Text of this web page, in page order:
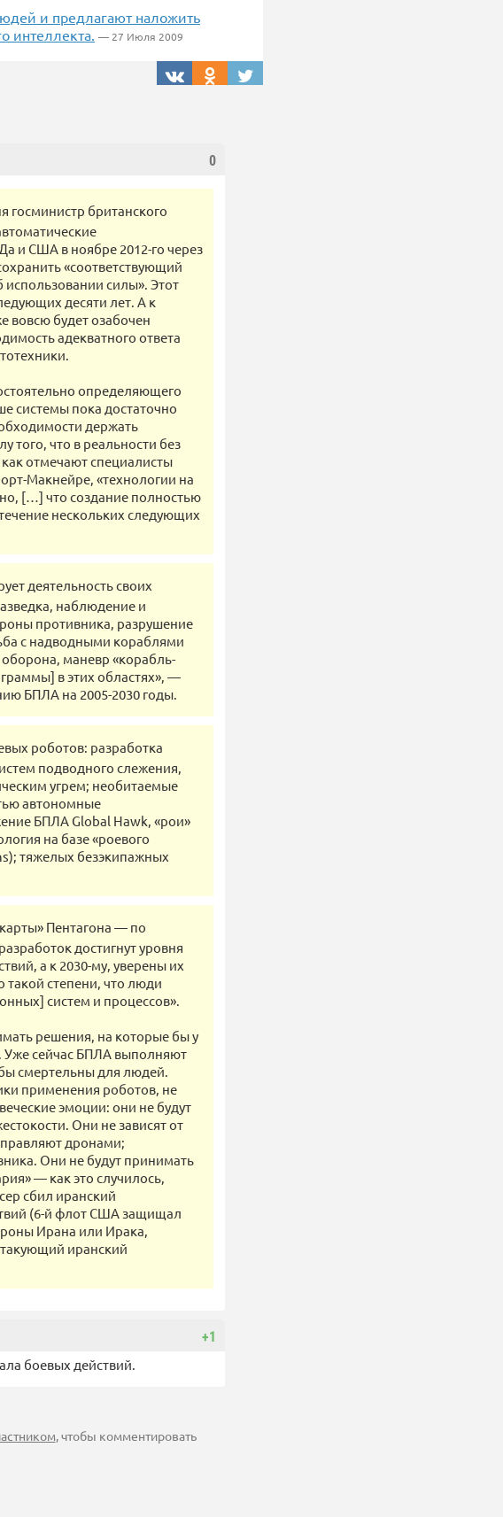
и предлагают наложить
интеллекта. — 27 Июля 2009
0
госминистр британского
и США в ноябре 2012-го через
«соответствующий
использовании силы». Этот
десяти лет. А к
вовсю будет озабочен
адекватного ответа
определяющего
системы пока достаточно
держать
того, что в реальности без
отмечают специалисты
Макнейре, «технологии на
[…] что создание полностью
нескольких следующих
деятельность своих
наблюдение и
противника, разрушение
с надводными кораблями
маневр «корабль-
в этих областях», ―
БПЛА на 2005-2030 годы.
роботов: разработка
подводного слежения,
угрем; необитаемые
автономные
БПЛА Global Hawk, «рои»
на базе «роевого
тяжелых безэкипажных
Пентагона ― по
достигнут уровня
а к 2030-му, уверены их
степени, что люди
систем и процессов».
решения, на которые бы у
Уже сейчас БПЛА выполняют
смертельны для людей.
применения роботов, не
эмоции: они не будут
Они не зависят от
дронами;
Они не будут принимать
— как это случилось,
сбил иранский
(6-й флот США защищал
Ирана или Ирака,
иранский
+1
боевых действий.
, чтобы комментировать